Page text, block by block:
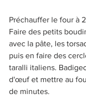
Préchauffer le four à
Faire des petits
avec la pâte, les
puis en faire des
taralli italiens.
d'œuf et mettre au
de minutes.